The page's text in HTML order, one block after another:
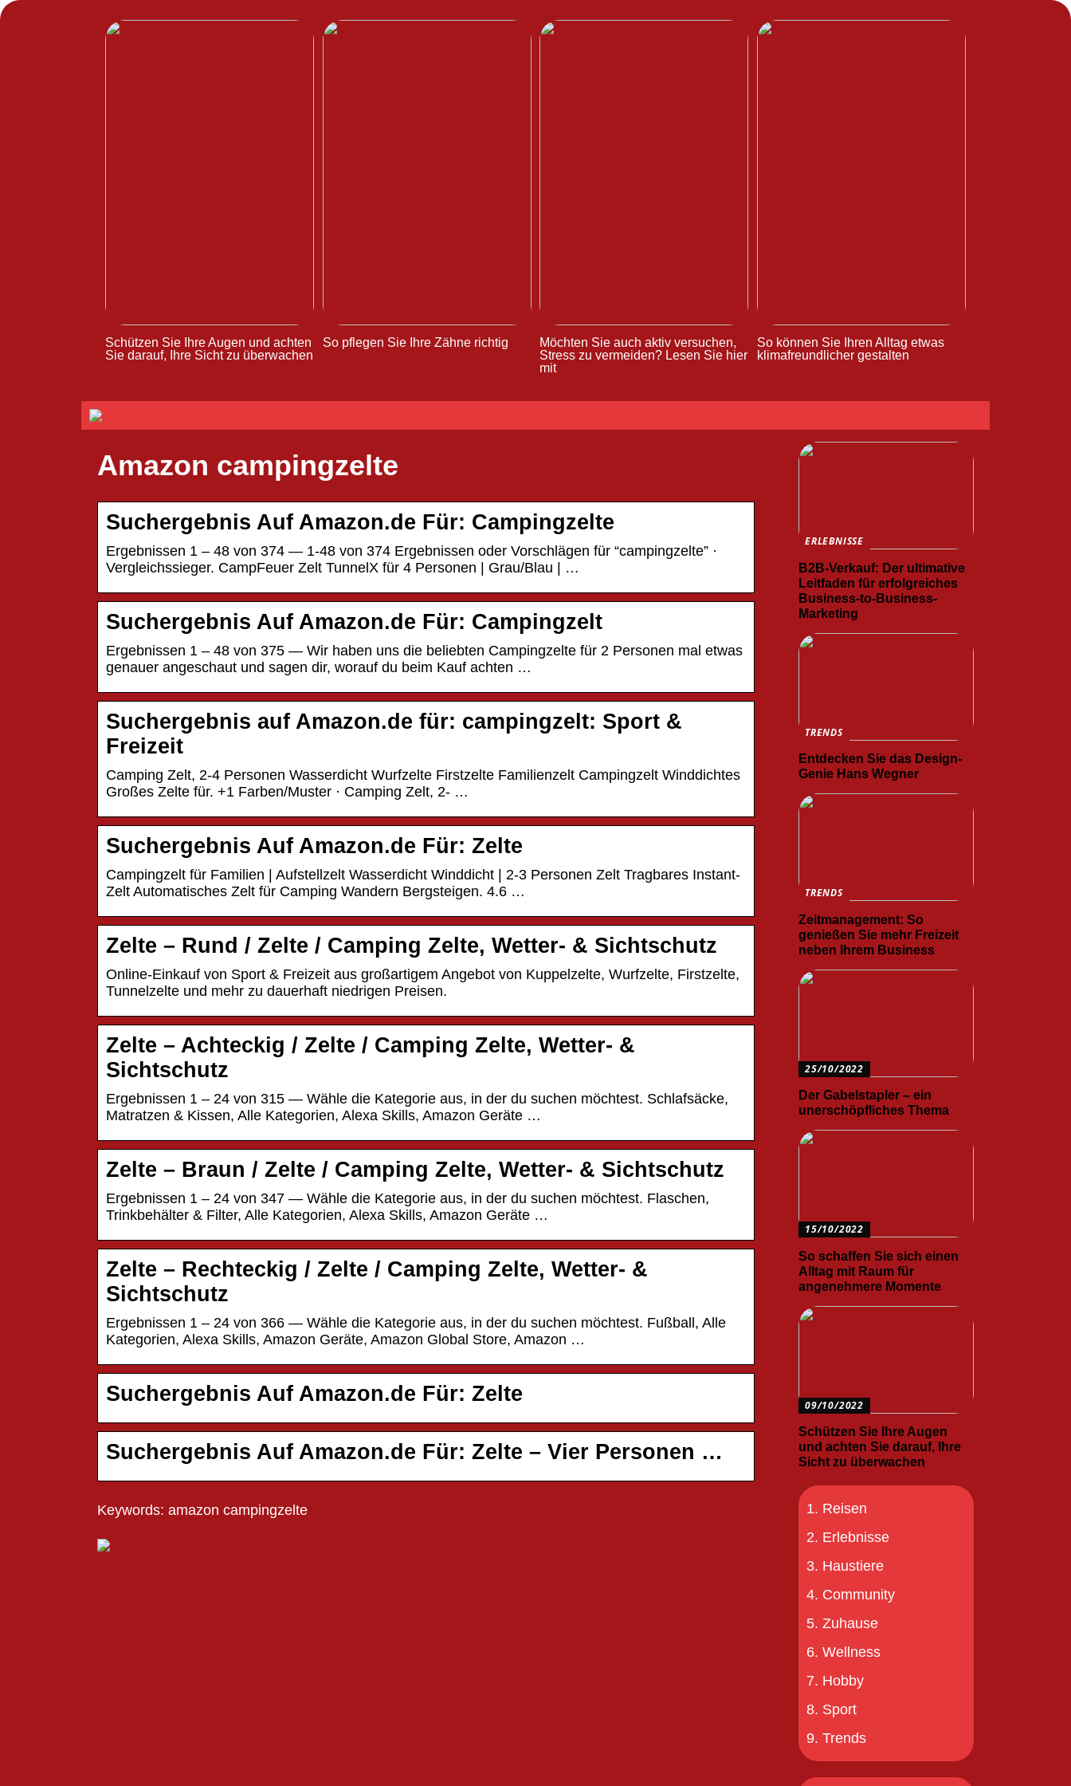
Schützen Sie Ihre Augen und achten
Sie darauf, Ihre Sicht zu überwachen
So pflegen Sie Ihre Zähne richtig
Möchten Sie auch aktiv versuchen,
Stress zu vermeiden? Lesen Sie hier
mit
So können Sie Ihren Alltag etwas
klimafreundlicher gestalten
Amazon campingzelte
Suchergebnis Auf Amazon.de Für: Campingzelte
Ergebnissen 1 – 48 von 374 — 1-48 von 374 Ergebnissen oder Vorschlägen für “campingzelte” ·
Vergleichssieger. CampFeuer Zelt TunnelX für 4 Personen | Grau/Blau | …
Suchergebnis Auf Amazon.de Für: Campingzelt
Ergebnissen 1 – 48 von 375 — Wir haben uns die beliebten Campingzelte für 2 Personen mal etwas
genauer angeschaut und sagen dir, worauf du beim Kauf achten …
Suchergebnis auf Amazon.de für: campingzelt: Sport &
Freizeit
Camping Zelt, 2-4 Personen Wasserdicht Wurfzelte Firstzelte Familienzelt Campingzelt Winddichtes
Großes Zelte für. +1 Farben/Muster · Camping Zelt, 2- …
Suchergebnis Auf Amazon.de Für: Zelte
Campingzelt für Familien | Aufstellzelt Wasserdicht Winddicht | 2-3 Personen Zelt Tragbares Instant-
Zelt Automatisches Zelt für Camping Wandern Bergsteigen. 4.6 …
Zelte – Rund / Zelte / Camping Zelte, Wetter- & Sichtschutz
Online-Einkauf von Sport & Freizeit aus großartigem Angebot von Kuppelzelte, Wurfzelte, Firstzelte,
Tunnelzelte und mehr zu dauerhaft niedrigen Preisen.
Zelte – Achteckig / Zelte / Camping Zelte, Wetter- &
Sichtschutz
Ergebnissen 1 – 24 von 315 — Wähle die Kategorie aus, in der du suchen möchtest. Schlafsäcke,
Matratzen & Kissen, Alle Kategorien, Alexa Skills, Amazon Geräte …
Zelte – Braun / Zelte / Camping Zelte, Wetter- & Sichtschutz
Ergebnissen 1 – 24 von 347 — Wähle die Kategorie aus, in der du suchen möchtest. Flaschen,
Trinkbehälter & Filter, Alle Kategorien, Alexa Skills, Amazon Geräte …
Zelte – Rechteckig / Zelte / Camping Zelte, Wetter- &
Sichtschutz
Ergebnissen 1 – 24 von 366 — Wähle die Kategorie aus, in der du suchen möchtest. Fußball, Alle
Kategorien, Alexa Skills, Amazon Geräte, Amazon Global Store, Amazon …
Suchergebnis Auf Amazon.de Für: Zelte
Suchergebnis Auf Amazon.de Für: Zelte – Vier Personen …
Keywords: amazon campingzelte
ERLEBNISSE
B2B-Verkauf: Der ultimative
Leitfaden für erfolgreiches
Business-to-Business-
Marketing
TRENDS
Entdecken Sie das Design-
Genie Hans Wegner
TRENDS
Zeitmanagement: So
genießen Sie mehr Freizeit
neben Ihrem Business
25/10/2022
Der Gabelstapler – ein
unerschöpfliches Thema
15/10/2022
So schaffen Sie sich einen
Alltag mit Raum für
angenehmere Momente
09/10/2022
Schützen Sie Ihre Augen
und achten Sie darauf, Ihre
Sicht zu überwachen
Reisen
Erlebnisse
Haustiere
Community
Zuhause
Wellness
Hobby
Sport
Trends